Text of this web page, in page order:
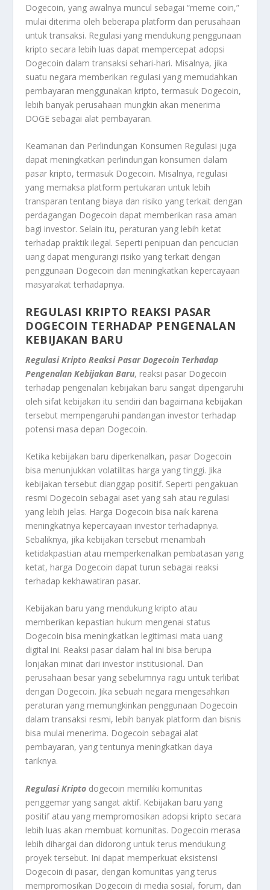
Dogecoin, yang awalnya muncul sebagai “meme coin,”
mulai diterima oleh beberapa platform dan perusahaan
untuk transaksi. Regulasi yang mendukung penggunaan
kripto secara lebih luas dapat mempercepat adopsi
Dogecoin dalam transaksi sehari-hari. Misalnya, jika
suatu negara memberikan regulasi yang memudahkan
pembayaran menggunakan kripto, termasuk Dogecoin,
lebih banyak perusahaan mungkin akan menerima
DOGE sebagai alat pembayaran.
Keamanan dan Perlindungan Konsumen Regulasi juga
dapat meningkatkan perlindungan konsumen dalam
pasar kripto, termasuk Dogecoin. Misalnya, regulasi
yang memaksa platform pertukaran untuk lebih
transparan tentang biaya dan risiko yang terkait dengan
perdagangan Dogecoin dapat memberikan rasa aman
bagi investor. Selain itu, peraturan yang lebih ketat
terhadap praktik ilegal. Seperti penipuan dan pencucian
uang dapat mengurangi risiko yang terkait dengan
penggunaan Dogecoin dan meningkatkan kepercayaan
masyarakat terhadapnya.
REGULASI KRIPTO REAKSI PASAR
DOGECOIN TERHADAP PENGENALAN
KEBIJAKAN BARU
Regulasi Kripto Reaksi Pasar Dogecoin Terhadap
Pengenalan Kebijakan Baru, reaksi pasar Dogecoin
terhadap pengenalan kebijakan baru sangat dipengaruhi
oleh sifat kebijakan itu sendiri dan bagaimana kebijakan
tersebut mempengaruhi pandangan investor terhadap
potensi masa depan Dogecoin.
Ketika kebijakan baru diperkenalkan, pasar Dogecoin
bisa menunjukkan volatilitas harga yang tinggi. Jika
kebijakan tersebut dianggap positif. Seperti pengakuan
resmi Dogecoin sebagai aset yang sah atau regulasi
yang lebih jelas. Harga Dogecoin bisa naik karena
meningkatnya kepercayaan investor terhadapnya.
Sebaliknya, jika kebijakan tersebut menambah
ketidakpastian atau memperkenalkan pembatasan yang
ketat, harga Dogecoin dapat turun sebagai reaksi
terhadap kekhawatiran pasar.
Kebijakan baru yang mendukung kripto atau
memberikan kepastian hukum mengenai status
Dogecoin bisa meningkatkan legitimasi mata uang
digital ini. Reaksi pasar dalam hal ini bisa berupa
lonjakan minat dari investor institusional. Dan
perusahaan besar yang sebelumnya ragu untuk terlibat
dengan Dogecoin. Jika sebuah negara mengesahkan
peraturan yang memungkinkan penggunaan Dogecoin
dalam transaksi resmi, lebih banyak platform dan bisnis
bisa mulai menerima. Dogecoin sebagai alat
pembayaran, yang tentunya meningkatkan daya
tariknya.
Regulasi Kripto dogecoin memiliki komunitas
penggemar yang sangat aktif. Kebijakan baru yang
positif atau yang mempromosikan adopsi kripto secara
lebih luas akan membuat komunitas. Dogecoin merasa
lebih dihargai dan didorong untuk terus mendukung
proyek tersebut. Ini dapat memperkuat eksistensi
Dogecoin di pasar, dengan komunitas yang terus
mempromosikan Dogecoin di media sosial, forum, dan